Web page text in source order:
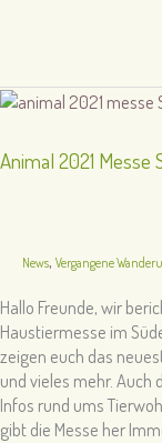
Animal 2021 Messe
News, Vergangene
Hallo Freunde, wir
Haustiermesse im
zeigen euch das
und vieles mehr. Auch
Infos rund ums
gibt die Messe her